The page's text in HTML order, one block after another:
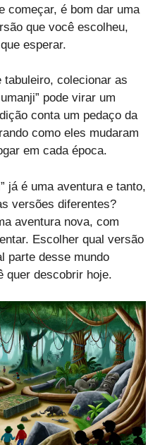
começar, é bom dar uma
que você escolheu,
esperar.
tabuleiro, colecionar as
pode virar um
conta um pedaço da
como eles mudaram
em cada época.
já é uma aventura e tanto,
versões diferentes?
aventura nova, com
Escolher qual versão
parte desse mundo
quer descobrir hoje.